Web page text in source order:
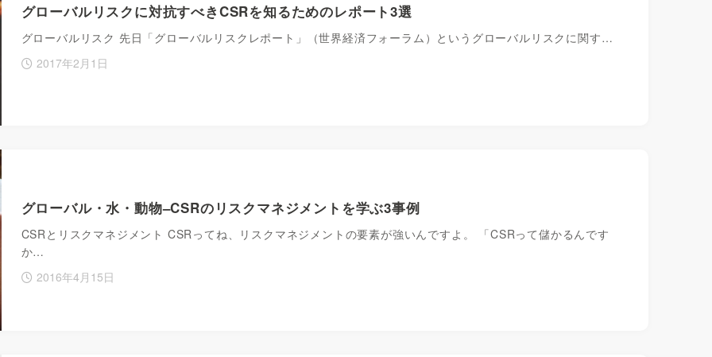
グローバルリスクに対抗すべきCSRを知るためのレポート3選
グローバルリスク 先日「グローバルリスクレポート」（世界経済フォーラム）というグローバルリスクに関す…
2017年2月1日
グローバル・水・動物–CSRのリスクマネジメントを学ぶ3事例
CSRとリスクマネジメント CSRってね、リスクマネジメントの要素が強いんですよ。 「CSRって儲かるんです
か…
2016年4月15日